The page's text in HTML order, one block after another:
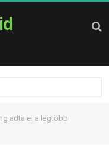
adta el a legtöbb